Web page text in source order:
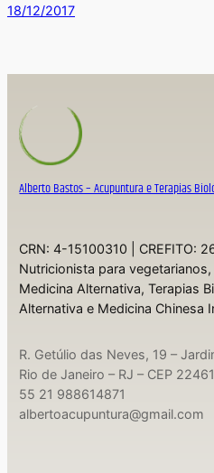
18/12/2017
Alberto Bastos – Acupuntura e Terapias
CRN: 4-15100310 | CREFITO:
Nutricionista para
Medicina Alternativa, Terapias
Alternativa e Medicina Chinesa
R. Getúlio das Neves, 19 –
Rio de Janeiro – RJ – CEP
55 21 988614871
albertoacupuntura@gmail.com